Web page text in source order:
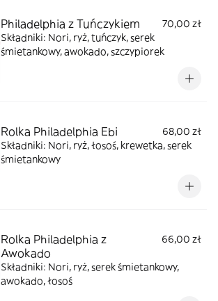
Philadelphia z Tuńczykiem
70,00 zł
Składniki: Nori, ryż, tuńczyk, serek
śmietankowy, awokado, szczypiorek
Rolka Philadelphia Ebi
68,00 zł
Składniki: Nori, ryż, łosoś, krewetka, serek
śmietankowy
Rolka Philadelphia z
Awokado
66,00 zł
Składniki: Nori, ryż, serek śmietankowy,
awokado, łosoś